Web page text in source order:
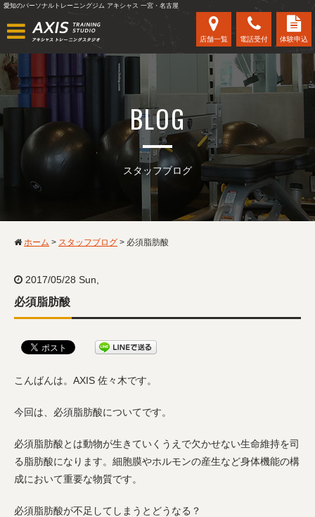
愛知のパーソナルトレーニングジム アキシャス 一宮・名古屋
店舗一覧 電話受付 体験申込
BLOG
スタッフブログ
ホーム > スタッフブログ > 必須脂肪酸
2017/05/28 Sun,
必須脂肪酸
こんばんは。AXIS 佐々木です。
今回は、必須脂肪酸についてです。
必須脂肪酸とは動物が生きていくうえで欠かせない生命維持を司
る脂肪酸になります。細胞膜やホルモンの産生など身体機能の構
成において重要な物質です。
必須脂肪酸が不足してしまうとどうなる？